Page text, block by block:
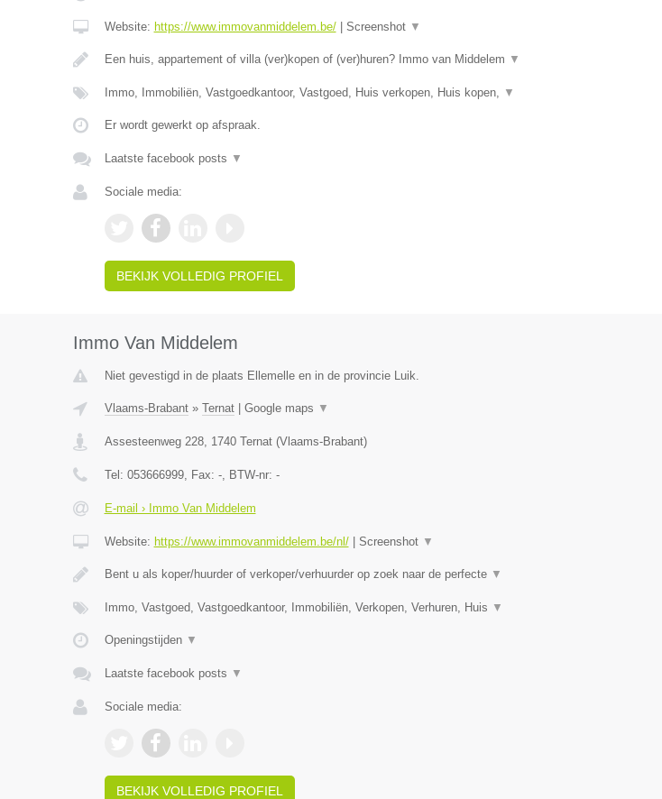
Website: https://www.immovanmiddelem.be/| Screenshot ▼
Een huis, appartement of villa (ver)kopen of (ver)huren? Immo van Middelem ▼
Immo, Immobiliën, Vastgoedkantoor, Vastgoed, Huis verkopen, Huis kopen, ▼
Er wordt gewerkt op afspraak.
Laatste facebook posts ▼
Sociale media:
BEKIJK VOLLEDIG PROFIEL
Immo Van Middelem
Niet gevestigd in de plaats Ellemelle en in de provincie Luik.
Vlaams-Brabant» Ternat| Google maps ▼
Assesteenweg 228, 1740 Ternat(Vlaams-Brabant)
Tel: 053666999, Fax: -, BTW-nr: -
E-mail › Immo Van Middelem
Website: https://www.immovanmiddelem.be/nl/| Screenshot ▼
Bent u als koper/huurder of verkoper/verhuurder op zoek naar de perfecte ▼
Immo, Vastgoed, Vastgoedkantoor, Immobiliën, Verkopen, Verhuren, Huis ▼
Openingstijden ▼
Laatste facebook posts ▼
Sociale media:
BEKIJK VOLLEDIG PROFIEL